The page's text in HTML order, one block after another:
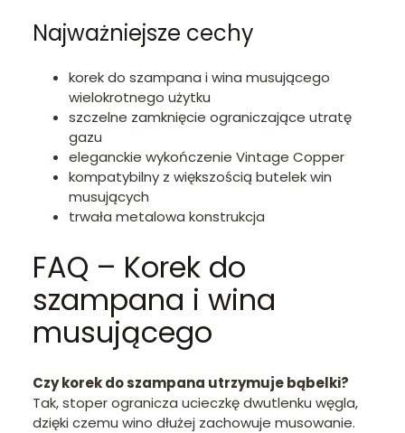
Najważniejsze cechy
korek do szampana i wina musującego
wielokrotnego użytku
szczelne zamknięcie ograniczające utratę
gazu
eleganckie wykończenie Vintage Copper
kompatybilny z większością butelek win
musujących
trwała metalowa konstrukcja
FAQ – Korek do
szampana i wina
musującego
Czy korek do szampana utrzymuje bąbelki?
Tak, stoper ogranicza ucieczkę dwutlenku węgla,
dzięki czemu wino dłużej zachowuje musowanie.